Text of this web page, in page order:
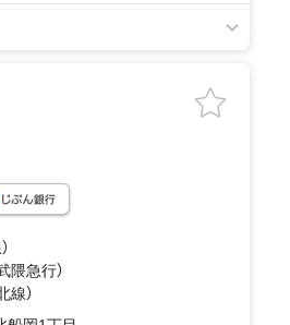
などの早朝・夜間の営業時間外で
分
せ 約1時間
間 ※1件3件ご見学の場合
内も対応可能
隈急行）
線）